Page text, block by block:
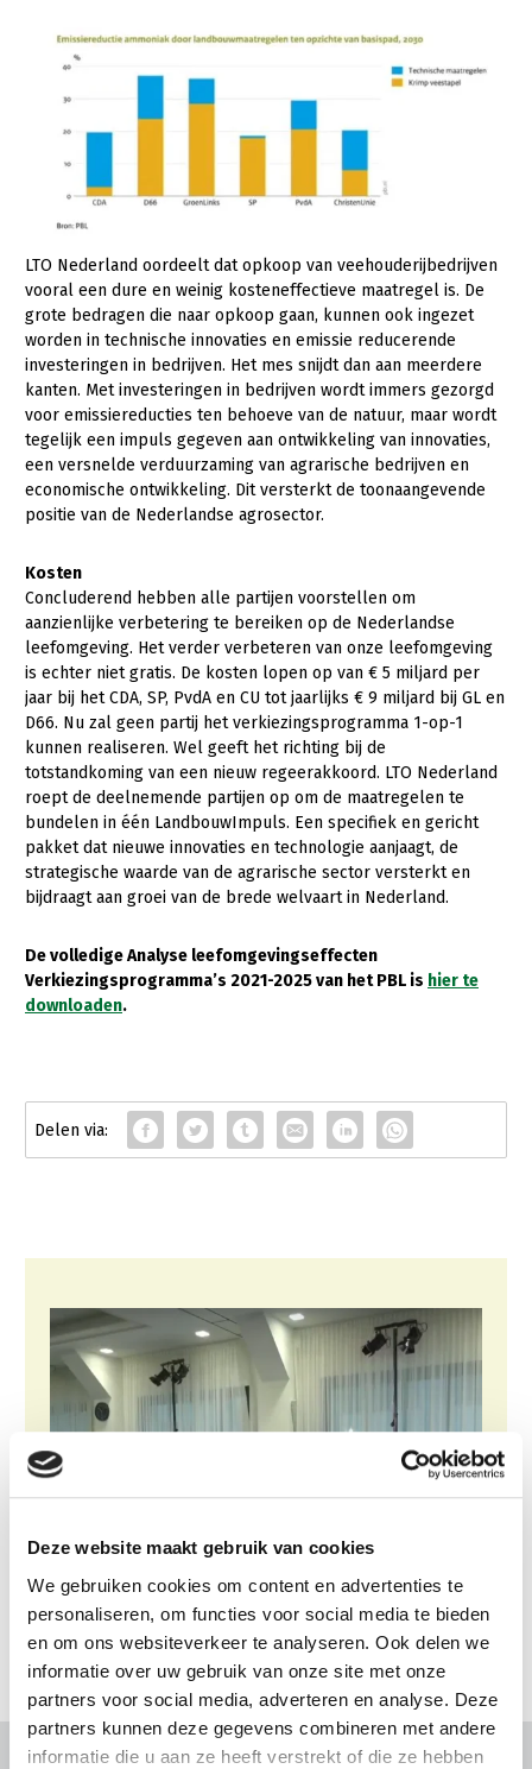
Deze website maakt gebruik van cookies
We gebruiken cookies om content en advertenties te
personaliseren, om functies voor social media te bieden
en om ons websiteverkeer te analyseren. Ook delen we
informatie over uw gebruik van onze site met onze
partners voor social media, adverteren en analyse. Deze
partners kunnen deze gegevens combineren met andere
informatie die u aan ze heeft verstrekt of die ze hebben
LTO Nederland oordeelt dat opkoop van veehouderijbedrijven
vooral een dure en weinig kosteneffectieve maatregel is. De
grote bedragen die naar opkoop gaan, kunnen ook ingezet
worden in technische innovaties en emissie reducerende
investeringen in bedrijven. Het mes snijdt dan aan meerdere
kanten. Met investeringen in bedrijven wordt immers gezorgd
voor emissiereducties ten behoeve van de natuur, maar wordt
tegelijk een impuls gegeven aan ontwikkeling van innovaties,
een versnelde verduurzaming van agrarische bedrijven en
economische ontwikkeling. Dit versterkt de toonaangevende
positie van de Nederlandse agrosector.
Kosten
Concluderend hebben alle partijen voorstellen om
aanzienlijke verbetering te bereiken op de Nederlandse
leefomgeving. Het verder verbeteren van onze leefomgeving
is echter niet gratis. De kosten lopen op van € 5 miljard per
jaar bij het CDA, SP, PvdA en CU tot jaarlijks € 9 miljard bij GL en
D66. Nu zal geen partij het verkiezingsprogramma 1-op-1
kunnen realiseren. Wel geeft het richting bij de
totstandkoming van een nieuw regeerakkoord. LTO Nederland
roept de deelnemende partijen op om de maatregelen te
bundelen in één LandbouwImpuls. Een specifiek en gericht
pakket dat nieuwe innovaties en technologie aanjaagt, de
strategische waarde van de agrarische sector versterkt en
bijdraagt aan groei van de brede welvaart in Nederland.
De volledige Analyse leefomgevingseffecten
Verkiezingsprogramma’s 2021-2025 van het PBL is hier te
downloaden.